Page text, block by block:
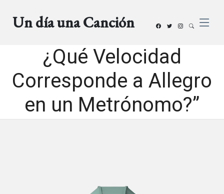
Un día una Canción
¿Qué Velocidad
Corresponde a Allegro
en un Metrónomo?”